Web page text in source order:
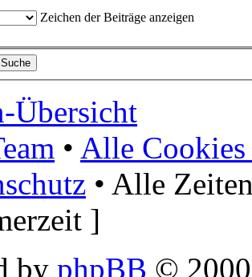
Zeichen der Beiträge anzeigen
Übersicht
• Alle Cookies
• Alle
]
by phpBB ©